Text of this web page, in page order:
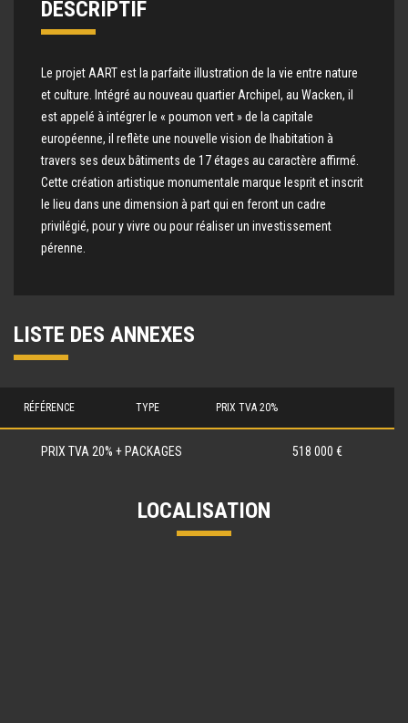
DESCRIPTIF
Le projet AART est la parfaite illustration de la vie entre nature
et culture. Intégré au nouveau quartier Archipel, au Wacken, il
est appelé à intégrer le « poumon vert » de la capitale
européenne, il reflète une nouvelle vision de lhabitation à
travers ses deux bâtiments de 17 étages au caractère affirmé.
Cette création artistique monumentale marque lesprit et inscrit
le lieu dans une dimension à part qui en feront un cadre
privilégié, pour y vivre ou pour réaliser un investissement
pérenne.
LISTE DES ANNEXES
RÉFÉRENCE TYPE PRIX TVA 20%
PRIX TVA 20% + PACKAGES 518 000 €
LOCALISATION